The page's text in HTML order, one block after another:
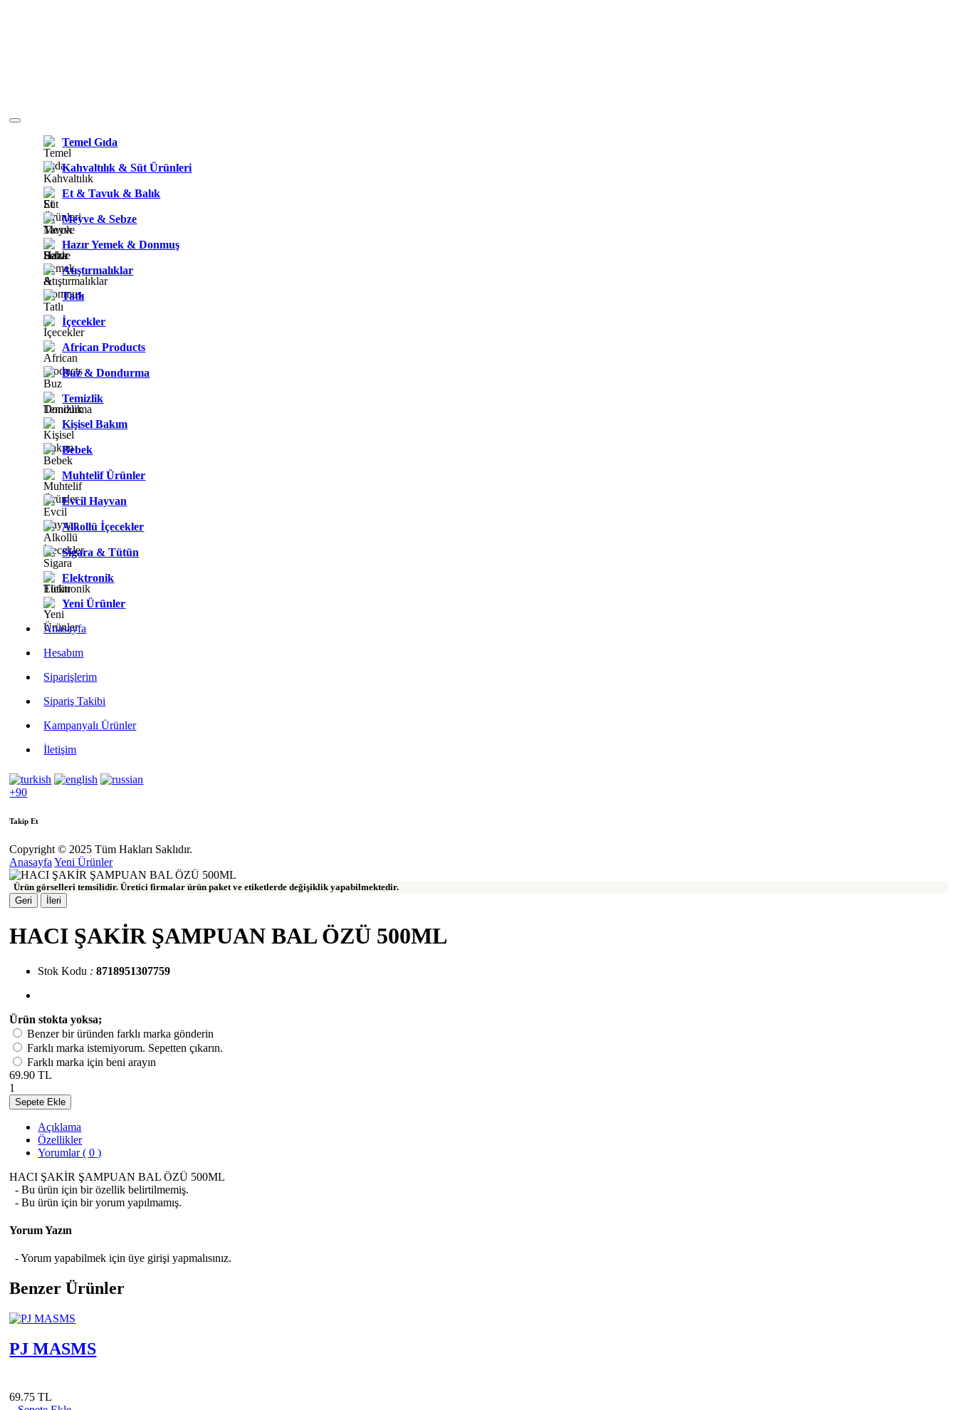
Temel Gıda
Kahvaltılık & Süt Ürünleri
Et & Tavuk & Balık
Meyve & Sebze
Hazır Yemek & Donmuş
Atıştırmalıklar
Tatlı
İçecekler
African Products
Buz & Dondurma
Temizlik
Kişisel Bakım
Bebek
Muhtelif Ürünler
Evcil Hayvan
Alkollü İçecekler
Sigara & Tütün
Elektronik
Yeni Ürünler
Anasayfa
Hesabım
Siparişlerim
Sipariş Takibi
Kampanyalı Ürünler
İletişim
+90
Takip Et
Copyright © 2025 Tüm Hakları Saklıdır.
Anasayfa Yeni Ürünler
Ürün görselleri temsilidir. Üretici firmalar ürün paket ve etiketlerde değişiklik yapabilmektedir.
Geri
İleri
HACI ŞAKİR ŞAMPUAN BAL ÖZÜ 500ML
Stok Kodu : 8718951307759
Ürün stokta yoksa;
Benzer bir üründen farklı marka gönderin
Farklı marka istemiyorum. Sepetten çıkarın.
Farklı marka için beni arayın
69.90 TL
1
Sepete Ekle
Açıklama
Özellikler
Yorumlar ( 0 )
HACI ŞAKİR ŞAMPUAN BAL ÖZÜ 500ML
- Bu ürün için bir özellik belirtilmemiş.
- Bu ürün için bir yorum yapılmamış.
Yorum Yazın
- Yorum yapabilmek için üye girişi yapmalısınız.
Benzer Ürünler
PJ MASMS
69.75 TL